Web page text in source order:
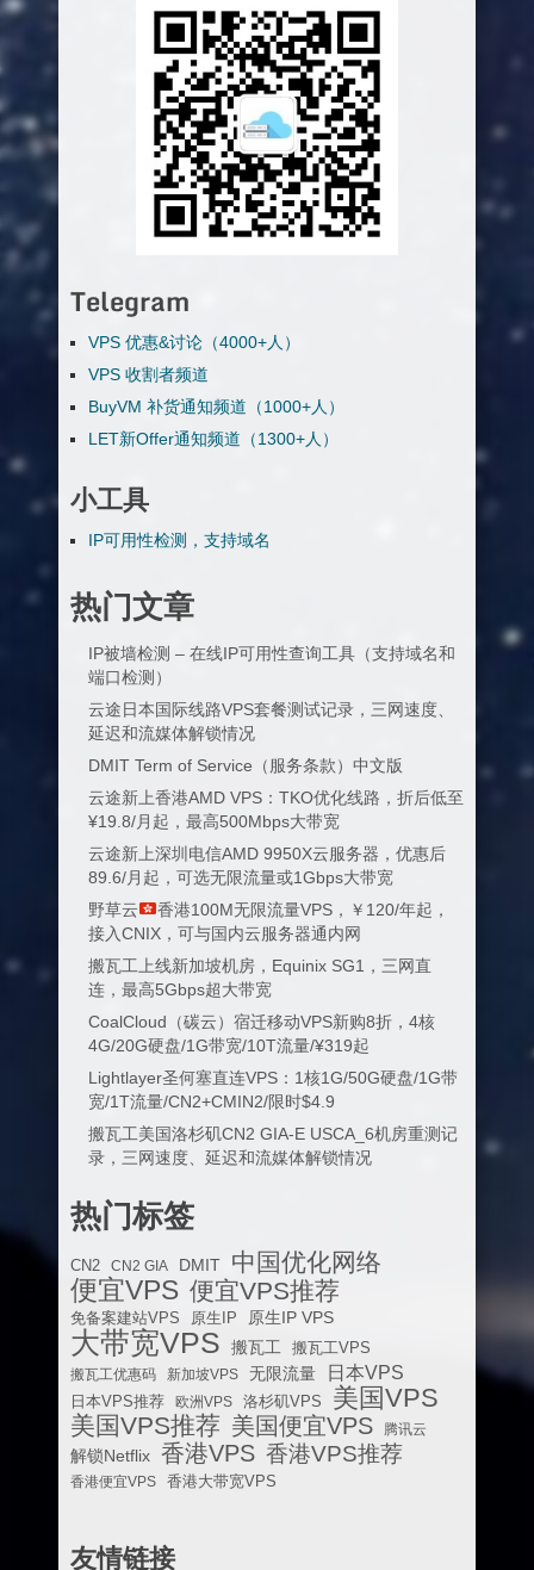
Telegram
VPS 优惠&讨论（4000+人）
VPS 收割者频道
BuyVM 补货通知频道（1000+人）
LET新Offer通知频道（1300+人）
小工具
IP可用性检测，支持域名
热门文章
IP被墙检测 – 在线IP可用性查询工具（支持域名和
端口检测）
云途日本国际线路VPS套餐测试记录，三网速度、
延迟和流媒体解锁情况
DMIT Term of Service（服务条款）中文版
云途新上香港AMD VPS：TKO优化线路，折后低至
¥19.8/月起，最高500Mbps大带宽
云途新上深圳电信AMD 9950X云服务器，优惠后
89.6/月起，可选无限流量或1Gbps大带宽
野草云
香港100M无限流量VPS，￥120/年起，
接入CNIX，可与国内云服务器通内网
搬瓦工上线新加坡机房，Equinix SG1，三网直
连，最高5Gbps超大带宽
CoalCloud（碳云）宿迁移动VPS新购8折，4核
4G/20G硬盘/1G带宽/10T流量/¥319起
Lightlayer圣何塞直连VPS：1核1G/50G硬盘/1G带
宽/1T流量/CN2+CMIN2/限时$4.9
搬瓦工美国洛杉矶CN2 GIA-E USCA_6机房重测记
录，三网速度、延迟和流媒体解锁情况
热门标签
CN2 CN2 GIA DMIT 中国优化网络
便宜VPS 便宜VPS推荐
免备案建站VPS 原生IP 原生IP VPS
大带宽VPS 搬瓦工
搬瓦工VPS
搬瓦工优惠码
新加坡VPS 无限流量 日本VPS
日本VPS推荐 欧洲VPS 洛杉矶VPS 美国VPS
美国VPS推荐 美国便宜VPS 腾讯云
解锁Netflix 香港VPS 香港VPS推荐
香港便宜VPS 香港大带宽VPS
友情链接